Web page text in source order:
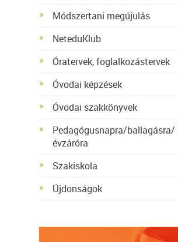
Módszertani megújulás
NeteduKlub
Óratervek, foglalkozástervek
Óvodai képzések
Óvodai szakkönyvek
Pedagógusnapra/ballagásra/
évzáróra
Szakiskola
Újdonságok